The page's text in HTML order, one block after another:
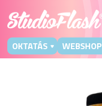
OKTATÁS WEBSHOP